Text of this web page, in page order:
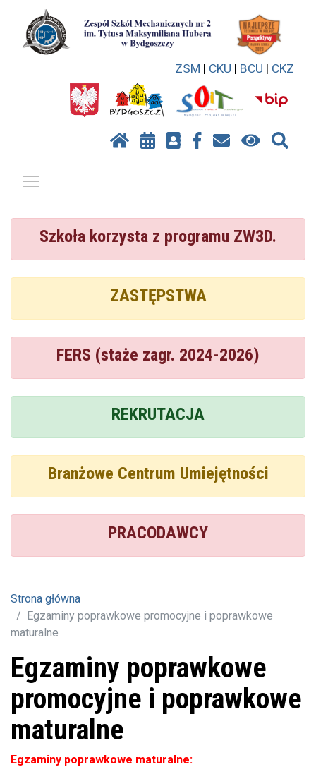
ZSM | CKU | BCU | CKZ
Szkoła korzysta z programu ZW3D.
ZASTĘPSTWA
FERS (staże zagr. 2024-2026)
REKRUTACJA
Branżowe Centrum Umiejętności
PRACODAWCY
Strona główna
Egzaminy poprawkowe promocyjne i poprawkowe
maturalne
Egzaminy poprawkowe
promocyjne i poprawkowe
maturalne
Egzaminy poprawkowe maturalne: